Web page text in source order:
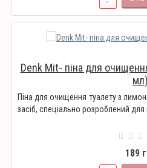
Denk Mit- піна для
мл)
Піна для очищення туалету з
засіб, спеціально розроблений для
189